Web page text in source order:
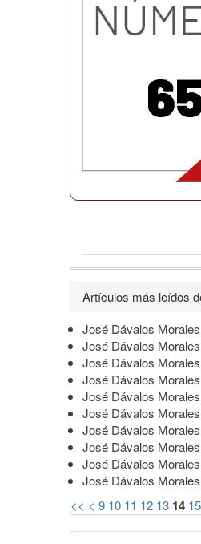
Detalles
del
artículo
Artículos más leídos
José Dávalos
José Dávalos
José Dávalos
José Dávalos
José Dávalos
José Dávalos
José Dávalos
José Dávalos
José Dávalos
José Dávalos
<< < 9 10 11 12 13 14 15